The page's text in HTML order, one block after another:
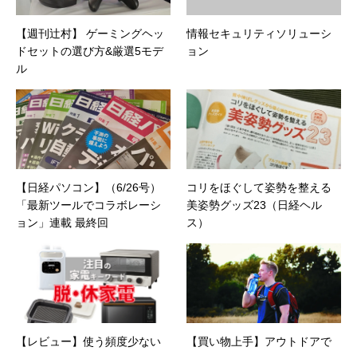
【週刊辻村】 ゲーミングヘッ
ドセットの選び方&厳選5モデ
ル
情報セキュリティソリューシ
ョン
【日経パソコン】（6/26号）
「最新ツールでコラボレーシ
ョン」連載 最終回
コリをほぐして姿勢を整える
美姿勢グッズ23（日経ヘル
ス）
【レビュー】使う頻度少ない
【買い物上手】アウトドアで